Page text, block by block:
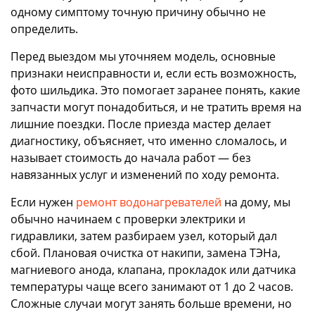
одному симптому точную причину обычно не
определить.
Перед выездом мы уточняем модель, основные
признаки неисправности и, если есть возможность,
фото шильдика. Это помогает заранее понять, какие
запчасти могут понадобиться, и не тратить время на
лишние поездки. После приезда мастер делает
диагностику, объясняет, что именно сломалось, и
называет стоимость до начала работ — без
навязанных услуг и изменений по ходу ремонта.
Если нужен ремонт водонагревателей на дому, мы
обычно начинаем с проверки электрики и
гидравлики, затем разбираем узел, который дал
сбой. Плановая очистка от накипи, замена ТЭНа,
магниевого анода, клапана, прокладок или датчика
температуры чаще всего занимают от 1 до 2 часов.
Сложные случаи могут занять больше времени, но